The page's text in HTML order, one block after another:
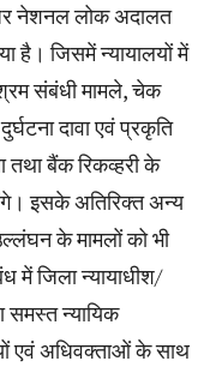
पर नेशनल लोक अदालत
है। जिसमें न्यायालयों में
संबंधी मामले, चेक
दावा एवं प्रकृति
तथा बैंक रिकव्हरी के
इसके अतिरिक्त अन्य
के मामलों को भी
में जिला न्यायाधीश/
समस्त न्यायिक
एवं अधिवक्ताओं के साथ